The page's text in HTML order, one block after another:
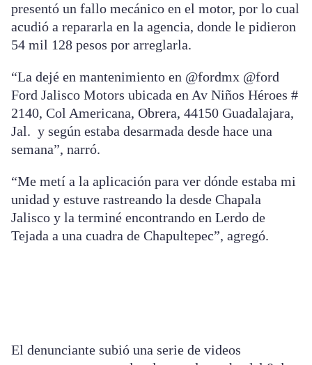
presentó un fallo mecánico en el motor, por lo cual
acudió a repararla en la agencia, donde le pidieron
54 mil 128 pesos por arreglarla.
“La dejé en mantenimiento en @fordmx @ford
Ford Jalisco Motors ubicada en Av Niños Héroes #
2140, Col Americana, Obrera, 44150 Guadalajara,
Jal. y según estaba desarmada desde hace una
semana”, narró.
“Me metí a la aplicación para ver dónde estaba mi
unidad y estuve rastreando la desde Chapala
Jalisco y la terminé encontrando en Lerdo de
Tejada a una cuadra de Chapultepec”, agregó.
El denunciante subió una serie de videos